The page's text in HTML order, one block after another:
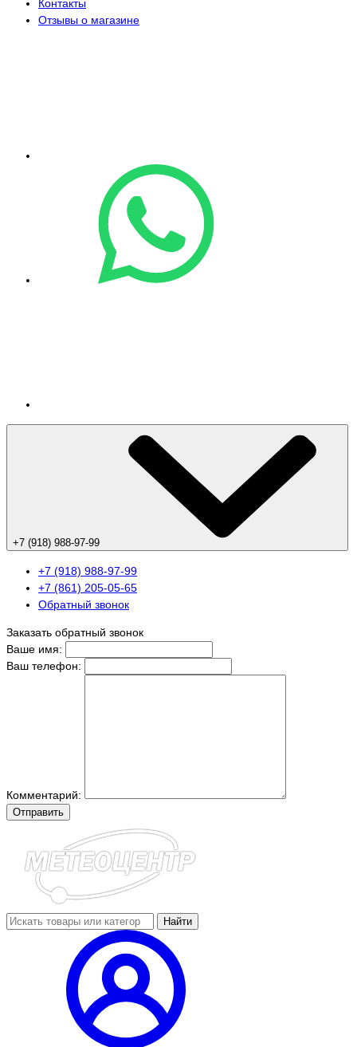
Контакты
Отзывы о магазине
+7 (918) 988-97-99
+7 (918) 988-97-99
+7 (861) 205-05-65
Обратный звонок
Заказать обратный звонок
Ваше имя:
Ваш телефон:
Комментарий:
Отправить
Найти